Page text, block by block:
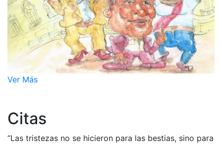
Ver Más
Citas
“Las tristezas no se hicieron para las bestias, sino para